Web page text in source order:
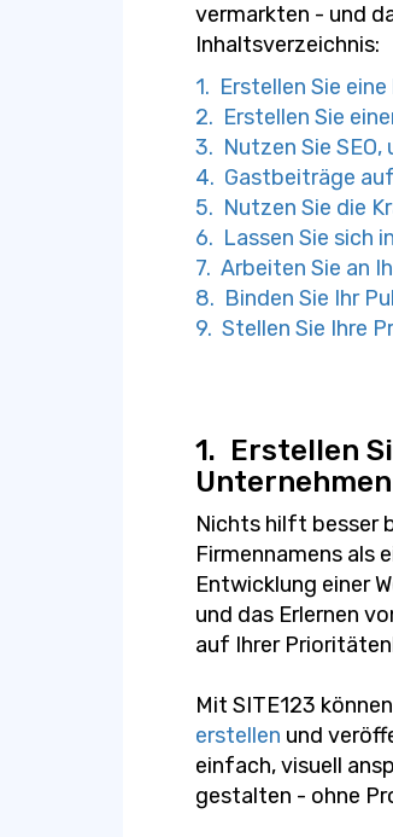
vermarkten - und
Inhaltsverzeichnis:
1. Erstellen Sie
2. Erstellen Sie
3. Nutzen Sie
4. Gastbeiträge
5. Nutzen Sie die
6. Lassen Sie sich
7. Arbeiten Sie an
8. Binden Sie Ihr
9. Stellen Sie Ihre
1. Erstellen
Unternehmen
Nichts hilft besser
Firmennamens als
Entwicklung einer
und das Erlernen
auf Ihrer
Mit SITE123
erstellen und
einfach, visuell
gestalten - ohne